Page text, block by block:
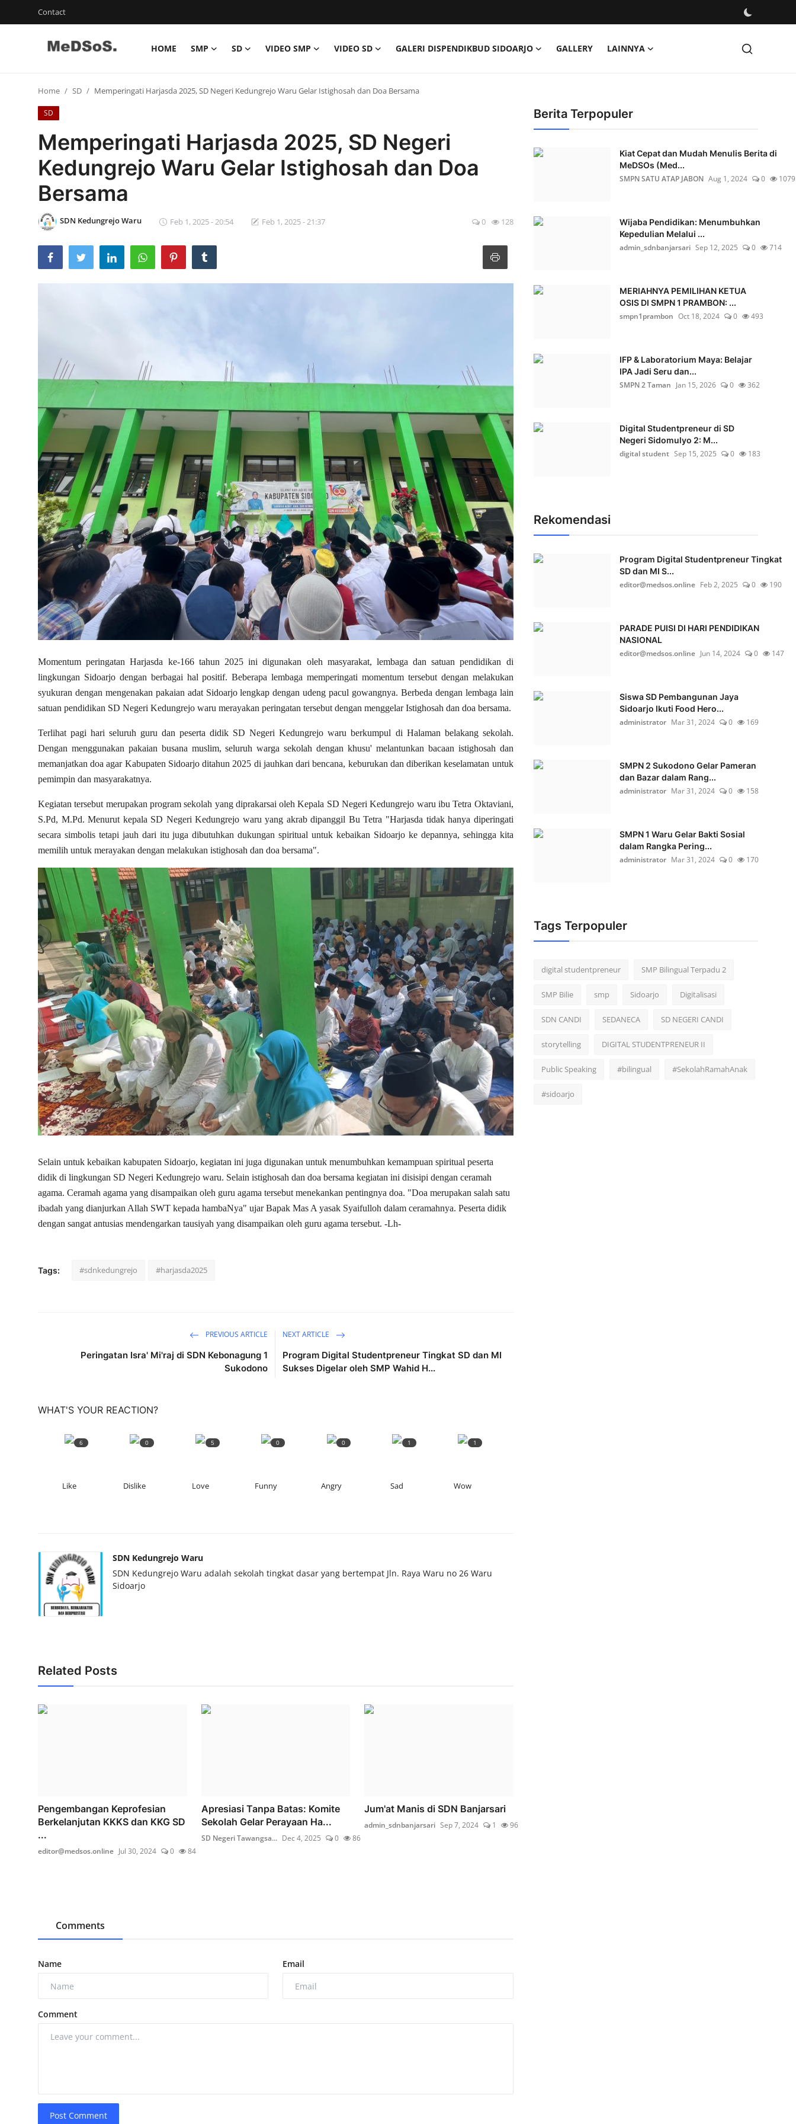
Contact
HOME SMP SD VIDEO SMP VIDEO SD GALERI DISPENDIKBUD SIDOARJO GALLERY LAINNYA
Video SMP
Galeri Dispendikbud Sidoarjo
Lainnya
Home SD Memperingati Harjasda 2025, SD Negeri Kedungrejo Waru Gelar Istighosah dan Doa Bersama
SD
Memperingati Harjasda 2025, SD Negeri
Kedungrejo Waru Gelar Istighosah dan Doa
Bersama
SDN Kedungrejo Waru Feb 1, 2025 - 20:54 Feb 1, 2025 - 21:37 0 128
Momentum peringatan Harjasda ke-166 tahun 2025 ini digunakan oleh masyarakat, lembaga dan satuan pendidikan di
lingkungan Sidoarjo dengan berbagai hal positif. Beberapa lembaga memperingati momentum tersebut dengan melakukan
syukuran dengan mengenakan pakaian adat Sidoarjo lengkap dengan udeng pacul gowangnya. Berbeda dengan lembaga lain
satuan pendidikan SD Negeri Kedungrejo waru merayakan peringatan tersebut dengan menggelar Istighosah dan doa bersama.
Terlihat pagi hari seluruh guru dan peserta didik SD Negeri Kedungrejo waru berkumpul di Halaman belakang sekolah.
Dengan menggunakan pakaian busana muslim, seluruh warga sekolah dengan khusu' melantunkan bacaan istighosah dan
memanjatkan doa agar Kabupaten Sidoarjo ditahun 2025 di jauhkan dari bencana, keburukan dan diberikan keselamatan untuk
pemimpin dan masyarakatnya.
Kegiatan tersebut merupakan program sekolah yang diprakarsai oleh Kepala SD Negeri Kedungrejo waru ibu Tetra Oktaviani,
S.Pd, M.Pd. Menurut kepala SD Negeri Kedungrejo waru yang akrab dipanggil Bu Tetra "Harjasda tidak hanya diperingati
secara simbolis tetapi jauh dari itu juga dibutuhkan dukungan spiritual untuk kebaikan Sidoarjo ke depannya, sehingga kita
memilih untuk merayakan dengan melakukan istighosah dan doa bersama".
Selain untuk kebaikan kabupaten Sidoarjo, kegiatan ini juga digunakan untuk menumbuhkan kemampuan spiritual peserta
didik di lingkungan SD Negeri Kedungrejo waru. Selain istighosah dan doa bersama kegiatan ini disisipi dengan ceramah
agama. Ceramah agama yang disampaikan oleh guru agama tersebut menekankan pentingnya doa. "Doa merupakan salah satu
ibadah yang dianjurkan Allah SWT kepada hambaNya" ujar Bapak Mas A yasak Syaifulloh dalam ceramahnya. Peserta didik
dengan sangat antusias mendengarkan tausiyah yang disampaikan oleh guru agama tersebut. -Lh-
Tags: #sdnkedungrejo #harjasda2025
PREVIOUS ARTICLE
Peringatan Isra' Mi'raj di SDN Kebonagung 1
Sukodono
NEXT ARTICLE
Program Digital Studentpreneur Tingkat SD dan MI
Sukses Digelar oleh SMP Wahid H...
WHAT'S YOUR REACTION?
6
Like
0
Dislike
5
Love
0
Funny
0
Angry
1
Sad
1
Wow
SDN Kedungrejo Waru
SDN Kedungrejo Waru adalah sekolah tingkat dasar yang bertempat Jln. Raya Waru no 26 Waru
Sidoarjo
Related Posts
Pengembangan Keprofesian
Berkelanjutan KKKS dan KKG SD
...
editor@medsos.online Jul 30, 2024 0 84
Apresiasi Tanpa Batas: Komite
Sekolah Gelar Perayaan Ha...
SD Negeri Tawangsa... Dec 4, 2025 0 86
Jum'at Manis di SDN Banjarsari
admin_sdnbanjarsari Sep 7, 2024 1 96
Comments
Name Email
Comment
Post Comment
Berita Terpopuler
Kiat Cepat dan Mudah Menulis Berita di
MeDSOs (Med...
SMPN SATU ATAP JABON Aug 1, 2024 0 1079
Wijaba Pendidikan: Menumbuhkan
Kepedulian Melalui ...
admin_sdnbanjarsari Sep 12, 2025 0 714
MERIAHNYA PEMILIHAN KETUA
OSIS DI SMPN 1 PRAMBON: ...
smpn1prambon Oct 18, 2024 0 493
IFP & Laboratorium Maya: Belajar
IPA Jadi Seru dan...
SMPN 2 Taman Jan 15, 2026 0 362
Digital Studentpreneur di SD
Negeri Sidomulyo 2: M...
digital student Sep 15, 2025 0 183
Rekomendasi
Program Digital Studentpreneur Tingkat
SD dan MI S...
editor@medsos.online Feb 2, 2025 0 190
PARADE PUISI DI HARI PENDIDIKAN
NASIONAL
editor@medsos.online Jun 14, 2024 0 147
Siswa SD Pembangunan Jaya
Sidoarjo Ikuti Food Hero...
administrator Mar 31, 2024 0 169
SMPN 2 Sukodono Gelar Pameran
dan Bazar dalam Rang...
administrator Mar 31, 2024 0 158
SMPN 1 Waru Gelar Bakti Sosial
dalam Rangka Pering...
administrator Mar 31, 2024 0 170
Tags Terpopuler
digital studentpreneur SMP Bilingual Terpadu 2
SMP Bilie smp Sidoarjo Digitalisasi
SDN CANDI SEDANECA SD NEGERI CANDI
storytelling DIGITAL STUDENTPRENEUR II
Public Speaking #bilingual #SekolahRamahAnak
#sidoarjo